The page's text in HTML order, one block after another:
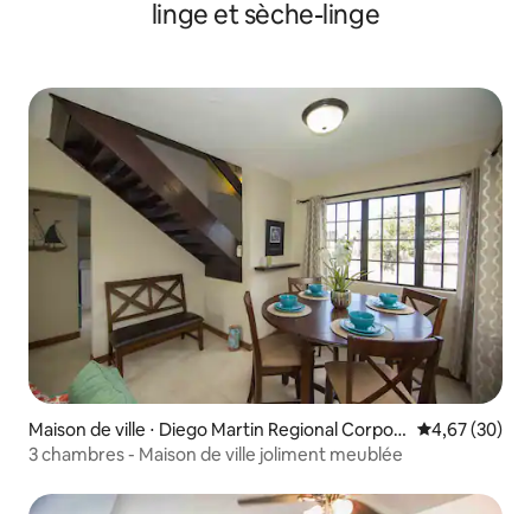
linge et sèche-linge
Maison de ville ⋅ Diego Martin Regional Corpor
ation
Évaluation
4,67 (30)
3 chambres - Maison de ville joliment meublée